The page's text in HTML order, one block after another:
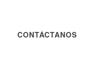
CONTÁCTANOS